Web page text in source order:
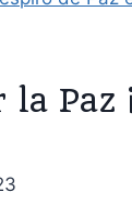
Paz